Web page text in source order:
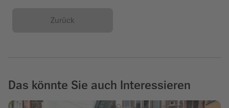
Zurück
Das könnte Sie auch Interessieren